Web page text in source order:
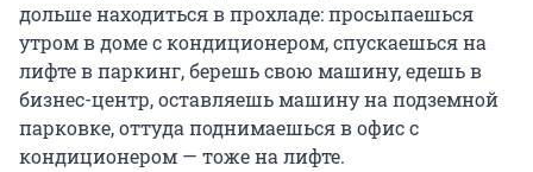
дольше находиться в прохладе: просыпаешься
утром в доме с кондиционером, спускаешься на
лифте в паркинг, берешь свою машину, едешь в
бизнес-центр, оставляешь машину на подземной
парковке, оттуда поднимаешься в офис с
кондиционером — тоже на лифте.